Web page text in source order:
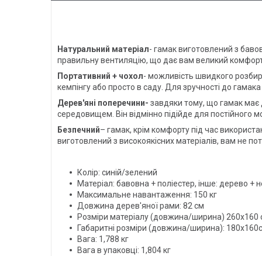
Натуральний матеріал- гамак виготовлений з
правильну вентиляцію, що дає вам великий комфорт
Портативний + чохол- можливість швидкого
кемпінгу або просто в саду. Для зручності до
Дерев'яні поперечини- завдяки тому, що гамак має
середовищем. Він відмінно підійде для постійного
Безпечний– гамак, крім комфорту під час
виготовлений з високоякісних матеріалів, вам не
Колір: синій/зелений
Матеріал: бавовна + поліестер, інше: дерево +
Максимальне навантаження: 150 кг
Довжина дерев'яної рами: 82 см
Розміри матеріалу (довжина/ширина) 260х160
Габаритні розміри (довжина/ширина):
Вага: 1,788 кг
Вага в упаковці: 1,804 кг